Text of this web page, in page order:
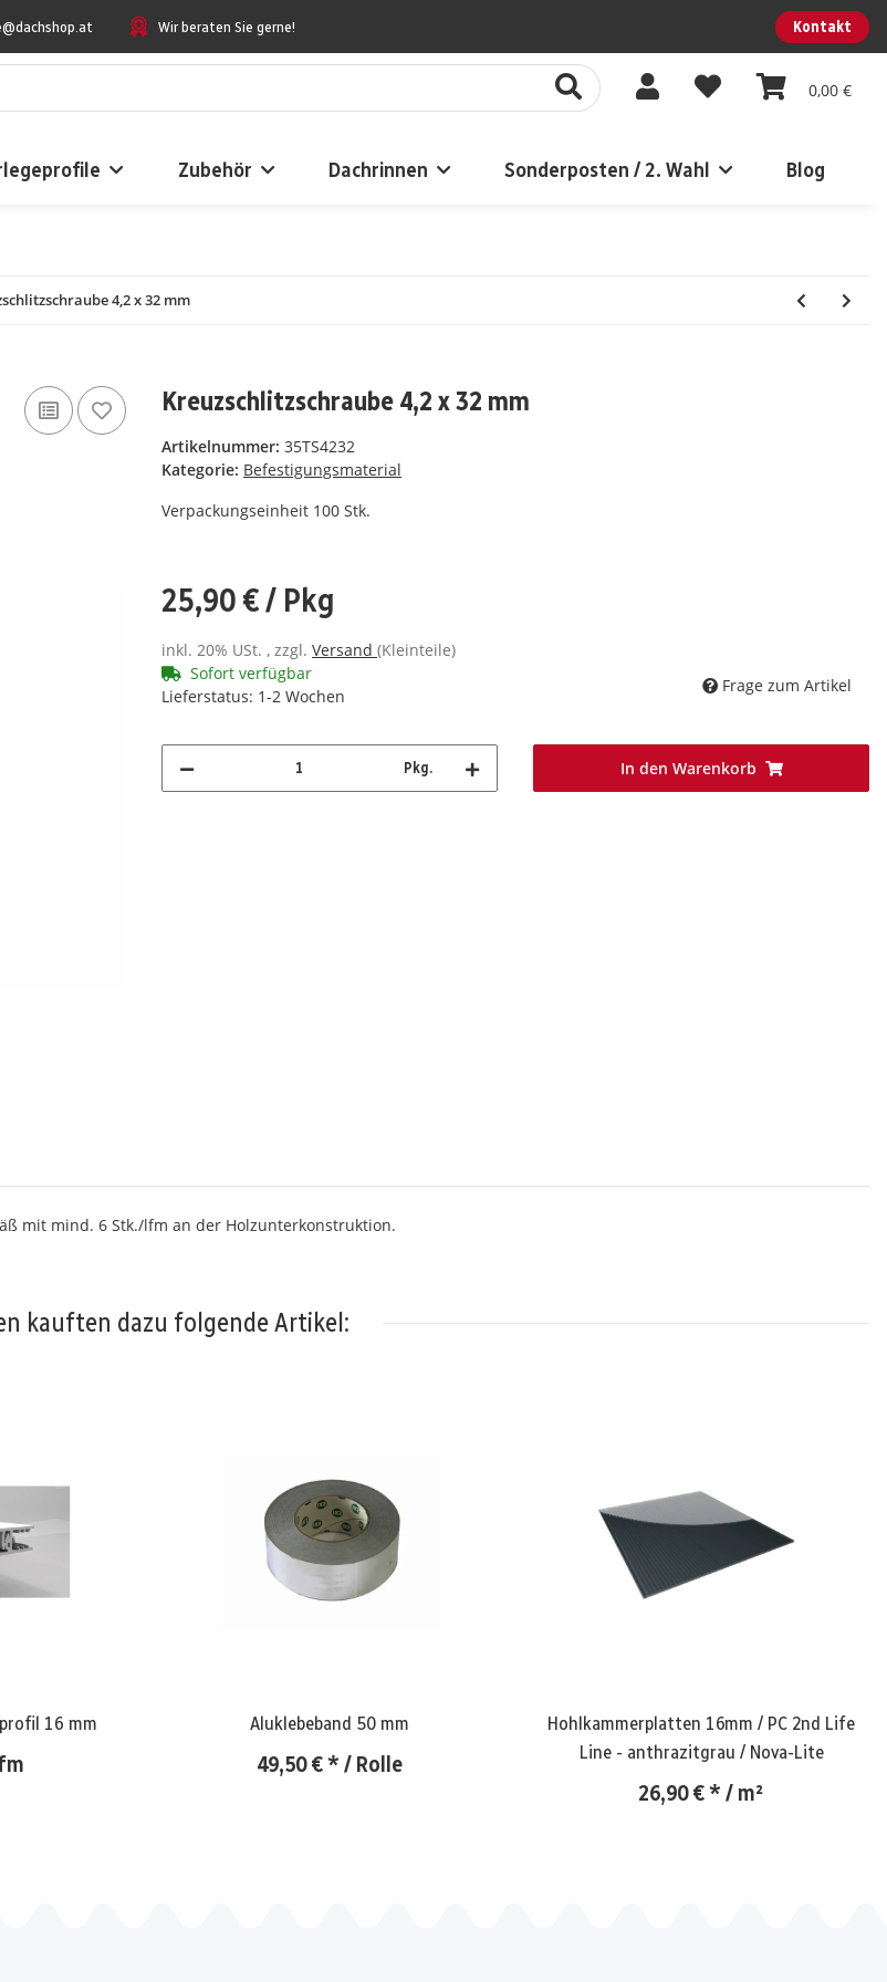
Wir beraten Sie gerne! Kontakt
0,00 €
Zubehör Dachrinnen Sonderposten / 2. Wahl Blog
4,2 x 32 mm
Kreuzschlitzschraube 4,2 x 32 mm
Artikelnummer: 35TS4232
Kategorie: Befestigungsmaterial
Verpackungseinheit 100 Stk.
25,90 €/ Pkg
inkl. 20% USt. , zzgl. Versand (Kleinteile)
Sofort verfügbar
Lieferstatus: 1-2 Wochen
Frage zum Artikel
Pkg. In den Warenkorb
mit mind. 6 Stk./lfm an der Holzunterkonstruktion.
kauften dazu folgende Artikel:
16 mm Aluklebeband 50 mm
49,50 €* / Rolle
Hohlkammerplatten 16mm / PC 2nd Life
Line - anthrazitgrau / Nova-Lite
26,90 €* / m²